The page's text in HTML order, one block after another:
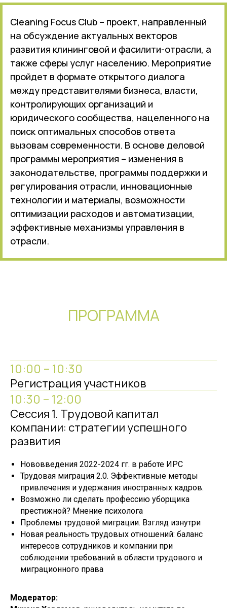
Cleaning Focus Club – проект, направленный
на обсуждение актуальных векторов
развития клининговой и фасилити-отрасли, а
также сферы услуг населению. Мероприятие
пройдет в формате открытого диалога
между представителями бизнеса, власти,
контролирующих организаций и
юридического сообщества, нацеленного на
поиск оптимальных способов ответа
вызовам современности. В основе деловой
программы мероприятия – изменения в
законодательстве, программы поддержки и
регулирования отрасли, инновационные
технологии и материалы, возможности
оптимизации расходов и автоматизации,
эффективные механизмы управления в
отрасли.
ПРОГРАММА
10:00 – 10:30
Регистрация участников
10:30 – 12:00
Сессия 1. Трудовой капитал
компании: стратегии успешного
развития
Нововведения 2022-2024 гг. в работе ИРС
Трудовая миграция 2.0. Эффективные методы
привлечения и удержания иностранных кадров.
Возможно ли сделать профессию уборщика
престижной? Мнение психолога
Проблемы трудовой миграции. Взгляд изнутри
Новая реальность трудовых отношений: баланс
интересов сотрудников и компании при
соблюдении требований в области трудового и
миграционного права
Модератор: